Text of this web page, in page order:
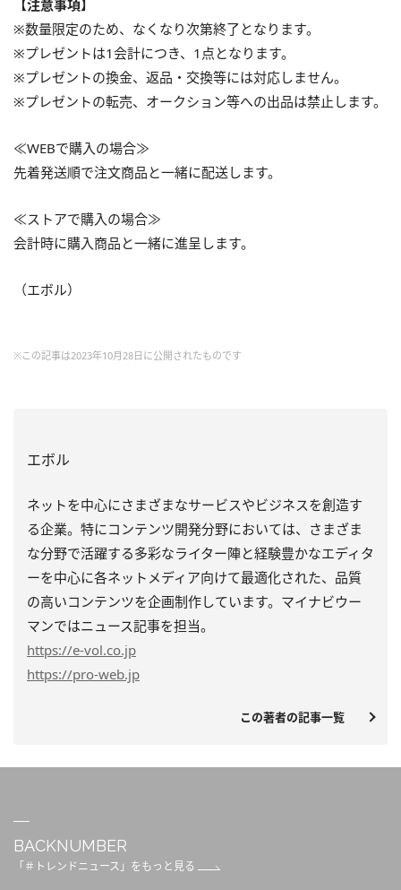
【注意事項】
※数量限定のため、なくなり次第終了となります。
※プレゼントは1会計につき、1点となります。
※プレゼントの換金、返品・交換等には対応しません。
※プレゼントの転売、オークション等への出品は禁止します。
≪WEBで購入の場合≫
先着発送順で注文商品と一緒に配送します。
≪ストアで購入の場合≫
会計時に購入商品と一緒に進呈します。
（エボル）
※この記事は2023年10月28日に公開されたものです
エボル
ネットを中心にさまざまなサービスやビジネスを創造す
る企業。特にコンテンツ開発分野においては、さまざま
な分野で活躍する多彩なライター陣と経験豊かなエディタ
ーを中心に各ネットメディア向けて最適化された、品質
の高いコンテンツを企画制作しています。マイナビウー
マンではニュース記事を担当。
https://e-vol.co.jp
https://pro-web.jp
この著者の記事一覧
BACKNUMBER
「＃トレンドニュース」をもっと見る